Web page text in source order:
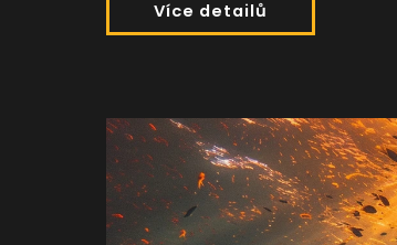
Více detailů